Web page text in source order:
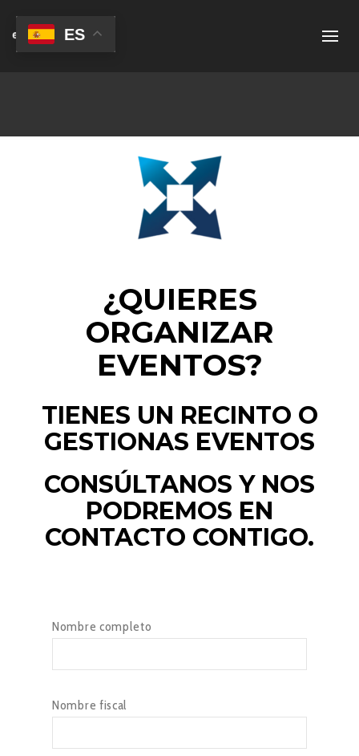
¿QUIERES
ORGANIZAR
EVENTOS?
TIENES UN RECINTO O
GESTIONAS EVENTOS
CONSÚLTANOS Y NOS
PODREMOS EN
CONTACTO CONTIGO.
Nombre completo
Nombre fiscal
ES